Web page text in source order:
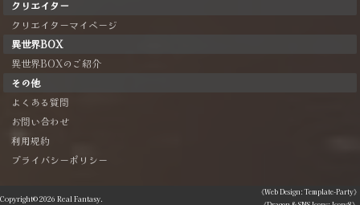
クリエイター
クリエイターマイページ
異世界BOX
異世界BOXのご紹介
その他
よくある質問
お問い合わせ
利用規約
プライバシーポリシー
Copyright©2026 Real Fantasy.
《Web Design: Template-Party》